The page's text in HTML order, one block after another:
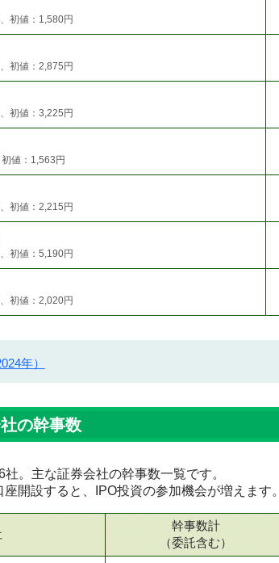
初値：1,580円
初値：2,875円
初値：3,225円
値：1,563円
初値：2,215円
初値：5,190円
初値：2,020円
年）
の幹事数
。主な証券会社の幹事数一覧です。
開設すると、IPO投資の参加機会が増えます。
幹事数計
（委託含む）